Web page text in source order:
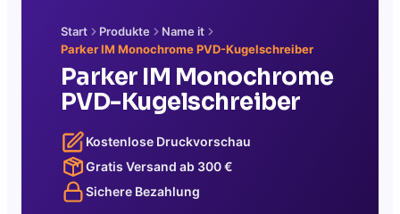
Start Produkte
Name it
Parker IM Monochrome PVD-Kugelschreiber
Parker IM Monochrome
PVD-Kugelschreiber
Kostenlose Druckvorschau
Gratis Versand ab 300€
Sichere Bezahlung